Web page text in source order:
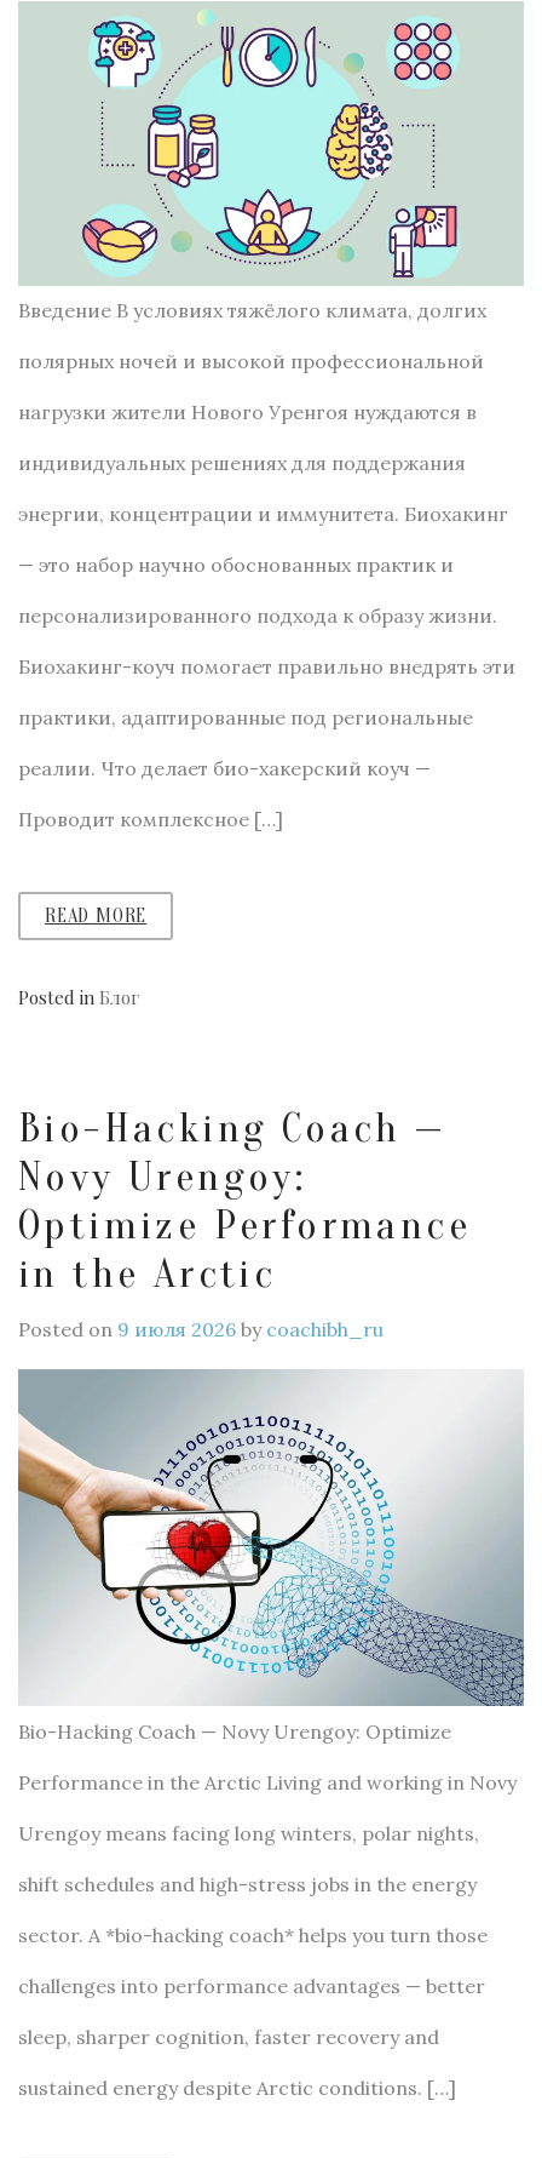
Введение В условиях тяжёлого климата, долгих
полярных ночей и высокой профессиональной
нагрузки жители Нового Уренгоя нуждаются в
индивидуальных решениях для поддержания
энергии, концентрации и иммунитета. Биохакинг
— это набор научно обоснованных практик и
персонализированного подхода к образу жизни.
Биохакинг-коуч помогает правильно внедрять эти
практики, адаптированные под региональные
реалии. Что делает био-хакерский коуч —
Проводит комплексное […]
READ MORE
Posted in Блог
Bio-Hacking Coach —
Novy Urengoy:
Optimize Performance
in the Arctic
Posted on 9 июля 2026 by coachibh_ru
Bio-Hacking Coach — Novy Urengoy: Optimize
Performance in the Arctic Living and working in Novy
Urengoy means facing long winters, polar nights,
shift schedules and high-stress jobs in the energy
sector. A *bio-hacking coach* helps you turn those
challenges into performance advantages — better
sleep, sharper cognition, faster recovery and
sustained energy despite Arctic conditions. […]